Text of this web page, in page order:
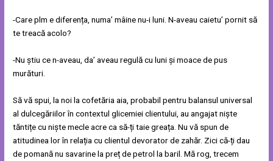
-Care plm e diferența, numa’ mâine nu-i luni. N-aveau caietu’ pornit să
te treacă acolo?
-Nu știu ce n-aveau, da’ aveau regulă cu luni și moace de pus
murături.
Să vă spui, la noi la cofetăria aia, probabil pentru balansul universal
al dulcegăriilor în contextul glicemiei clientului, au angajat niște
tăntițe cu niște mecle acre ca să-ți taie greața. Nu vă spun de
atitudinea lor în relația cu clientul devorator de zahăr. Zici că-ți dau
de pomană nu savarine la preț de petrol la baril. Mă rog, trecem